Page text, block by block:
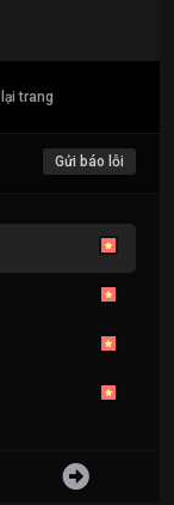
trang
Gửi báo lỗi